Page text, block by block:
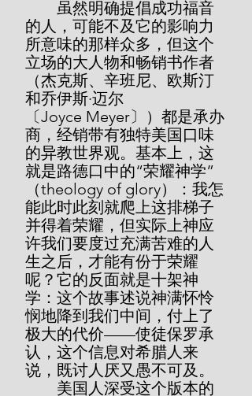
的人，可能不及它的影响力
所意味的那样众多，但这个
立场的大人物和畅销书作者
（杰克斯、辛班尼、欧斯汀
和乔伊斯·迈尔
〔Joyce Meyer〕）都是承办
商，经销带有独特美国口味
的异教世界观。基本上，这
就是路德口中的“荣耀神学”
（theology of glory）：我怎
能此时此刻就爬上这排梯子
并得着荣耀，但实际上神应
许我们要度过充满苦难的人
生之后，才能有份于荣耀
呢？它的反面就是十架神
学：这个故事述说神满怀怜
悯地降到我们中间，付上了
极大的代价——使徒保罗承
认，这个信息对希腊人来
说，既讨人厌又愚不可及。